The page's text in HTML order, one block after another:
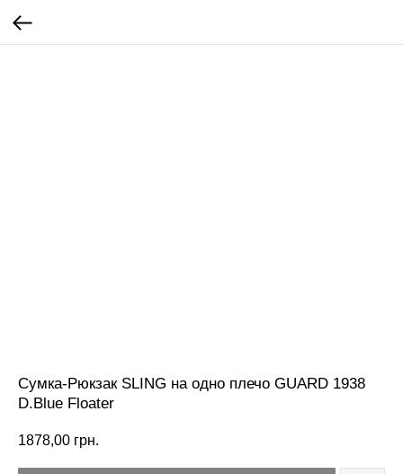
Сумка-Рюкзак SLING на одно плечо GUARD 1938
D.Blue Floater
1878,00 грн.